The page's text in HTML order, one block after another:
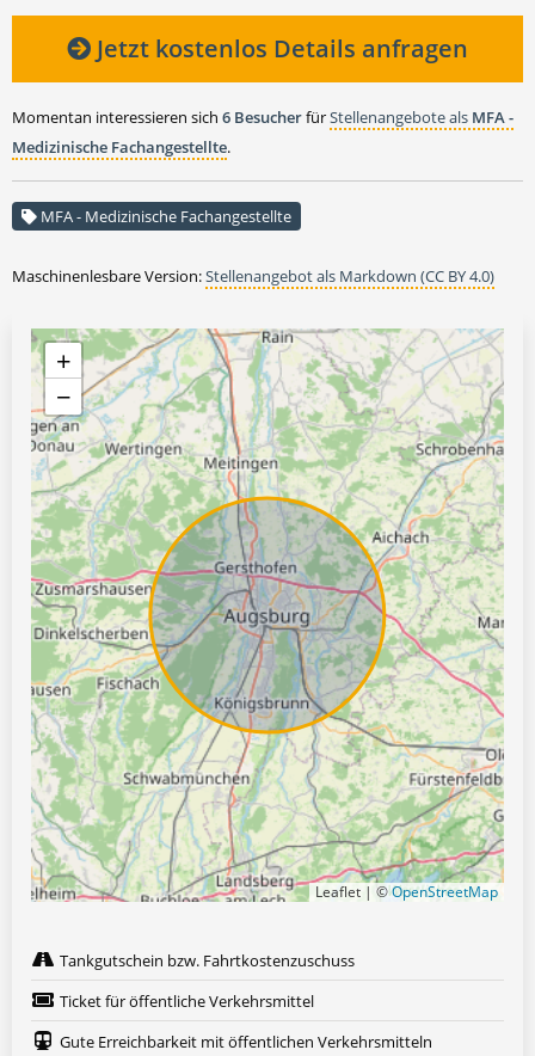
Jetzt kostenlos Details anfragen
Momentan interessieren sich 6 BesucherfürStellenangebote als MFA -
Medizinische Fachangestellte.
MFA - Medizinische Fachangestellte
Maschinenlesbare Version:Stellenangebot als Markdown (CC BY 4.0)
+
−
Leaflet | ©OpenStreetMap
Tankgutschein bzw. Fahrtkostenzuschuss
Ticket für öffentliche Verkehrsmittel
Gute Erreichbarkeit mit öffentlichen Verkehrsmitteln